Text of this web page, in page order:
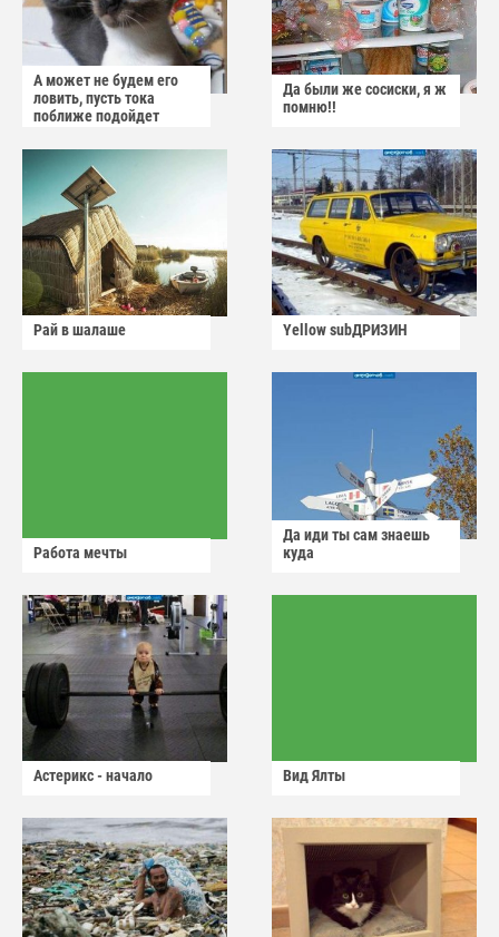
А может не будем его
ловить, пусть тока
поближе подойдет
Да были же сосиски, я ж
помню!!
Рай в шалаше Yellow subДРИЗИН
Работа мечты
Да иди ты сам знаешь
куда
Астерикс - начало Вид Ялты